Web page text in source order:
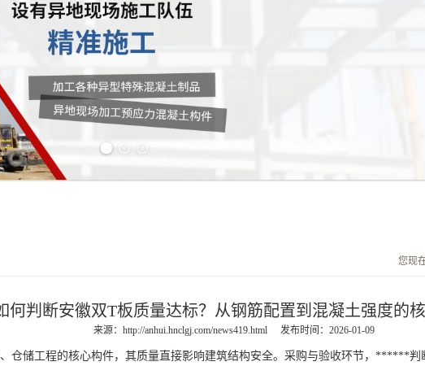
您现
何判断安徽双T板质量达标？从钢筋配置到混凝土强度的
来源： http://anhui.hnclgj.com/news419.html 发布时间：2026-01-09
仓储工程的核心构件，其质量直接影响建筑结构安全。采购与验收环节，******判